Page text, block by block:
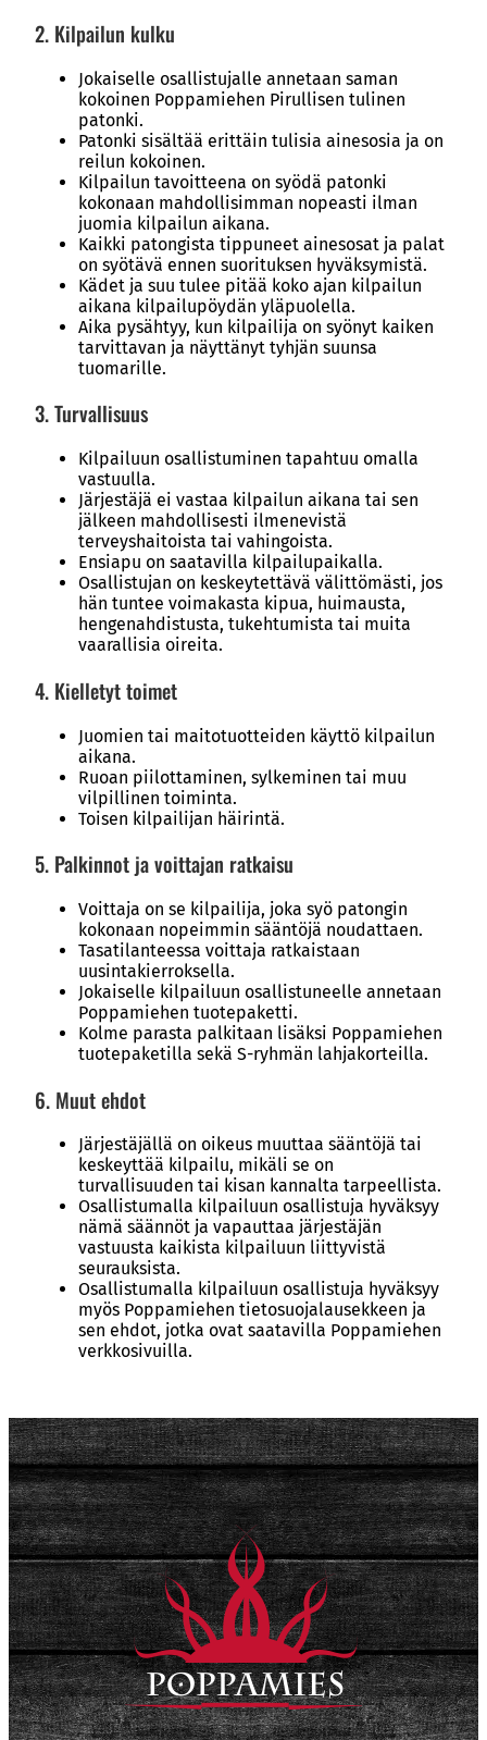
2. Kilpailun kulku
Jokaiselle osallistujalle annetaan saman
kokoinen Poppamiehen Pirullisen tulinen
patonki.
Patonki sisältää erittäin tulisia ainesosia ja on
reilun kokoinen.
Kilpailun tavoitteena on syödä patonki
kokonaan mahdollisimman nopeasti ilman
juomia kilpailun aikana.
Kaikki patongista tippuneet ainesosat ja palat
on syötävä ennen suorituksen hyväksymistä.
Kädet ja suu tulee pitää koko ajan kilpailun
aikana kilpailupöydän yläpuolella.
Aika pysähtyy, kun kilpailija on syönyt kaiken
tarvittavan ja näyttänyt tyhjän suunsa
tuomarille.
3. Turvallisuus
Kilpailuun osallistuminen tapahtuu omalla
vastuulla.
Järjestäjä ei vastaa kilpailun aikana tai sen
jälkeen mahdollisesti ilmenevistä
terveyshaitoista tai vahingoista.
Ensiapu on saatavilla kilpailupaikalla.
Osallistujan on keskeytettävä välittömästi, jos
hän tuntee voimakasta kipua, huimausta,
hengenahdistusta, tukehtumista tai muita
vaarallisia oireita.
4. Kielletyt toimet
Juomien tai maitotuotteiden käyttö kilpailun
aikana.
Ruoan piilottaminen, sylkeminen tai muu
vilpillinen toiminta.
Toisen kilpailijan häirintä.
5. Palkinnot ja voittajan ratkaisu
Voittaja on se kilpailija, joka syö patongin
kokonaan nopeimmin sääntöjä noudattaen.
Tasatilanteessa voittaja ratkaistaan
uusintakierroksella.
Jokaiselle kilpailuun osallistuneelle annetaan
Poppamiehen tuotepaketti.
Kolme parasta palkitaan lisäksi Poppamiehen
tuotepaketilla sekä S-ryhmän lahjakorteilla.
6. Muut ehdot
Järjestäjällä on oikeus muuttaa sääntöjä tai
keskeyttää kilpailu, mikäli se on
turvallisuuden tai kisan kannalta tarpeellista.
Osallistumalla kilpailuun osallistuja hyväksyy
nämä säännöt ja vapauttaa järjestäjän
vastuusta kaikista kilpailuun liittyvistä
seurauksista.
Osallistumalla kilpailuun osallistuja hyväksyy
myös Poppamiehen tietosuojalausekkeen ja
sen ehdot, jotka ovat saatavilla Poppamiehen
verkkosivuilla.